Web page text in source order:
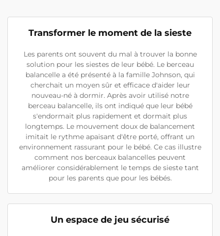
Transformer le moment de la sieste
Les parents ont souvent du mal à trouver la bonne
solution pour les siestes de leur bébé. Le berceau
balancelle a été présenté à la famille Johnson, qui
cherchait un moyen sûr et efficace d'aider leur
nouveau-né à dormir. Après avoir utilisé notre
berceau balancelle, ils ont indiqué que leur bébé
s'endormait plus rapidement et dormait plus
longtemps. Le mouvement doux de balancement
imitait le rythme apaisant d'être porté, offrant un
environnement rassurant pour le bébé. Ce cas illustre
comment nos berceaux balancelles peuvent
améliorer considérablement le temps de sieste tant
pour les parents que pour les bébés.
Un espace de jeu sécurisé